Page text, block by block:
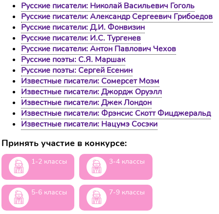
Русские писатели: Николай Васильевич Гоголь
Русские писатели: Александр Сергеевич Грибоедов
Русские писатели: Д.И. Фонвизин
Русские писатели: И.С. Тургенев
Русские писатели: Антон Павлович Чехов
Русские поэты: С.Я. Маршак
Русские поэты: Сергей Есенин
Известные писатели: Сомерсет Моэм
Известные писатели: Джордж Оруэлл
Известные писатели: Джек Лондон
Известные писатели: Фрэнсис Скотт Фицджеральд
Известные писатели: Нацумэ Сосэки
Принять участие в конкурсе:
1-2 классы 3-4 классы
5-6 классы 7-9 классы